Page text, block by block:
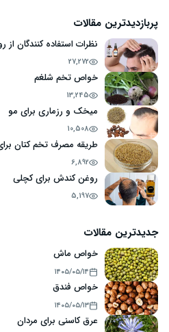
پربازدیدترین مقالات
نظرات استفاده کنندگان
27,272
خواص تخم شلغم
13,245
میخک و رزماری برای مو
10,508
طریقه مصرف تخم کتان
6,892
روغن کندش برای کچلی
5,197
جدیدترین مقالات
خواص ماش
۱۴۰۵/۰۵/۱۴
خواص فندق
۱۴۰۵/۰۵/۱۳
عرق کاسنی برای مردان